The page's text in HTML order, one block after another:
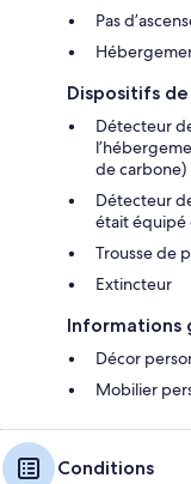
Pas
Dispositifs
Détecteur
de carbone)
Détecteur
était équipé
Trousse de
Extincteur
Informations
Décor
Mobilier
Conditions